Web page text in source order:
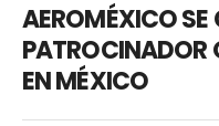
AEROMÉXICO SE
PATROCINADOR
EN MÉXICO